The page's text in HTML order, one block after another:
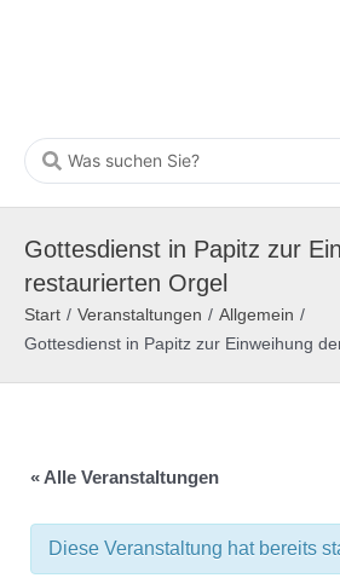
Gottesdienst in Papitz zur
restaurierten Orgel
Start / Veranstaltungen / Allgemein /
Gottesdienst in Papitz zur Einweihung
« Alle Veranstaltungen
Diese Veranstaltung hat bereits